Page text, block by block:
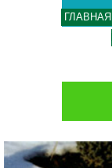
ГЛАВНАЯ